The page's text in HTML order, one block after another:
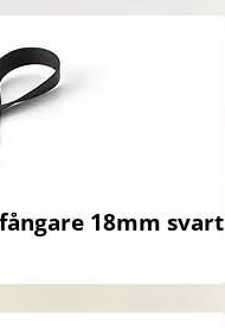
18mm svart